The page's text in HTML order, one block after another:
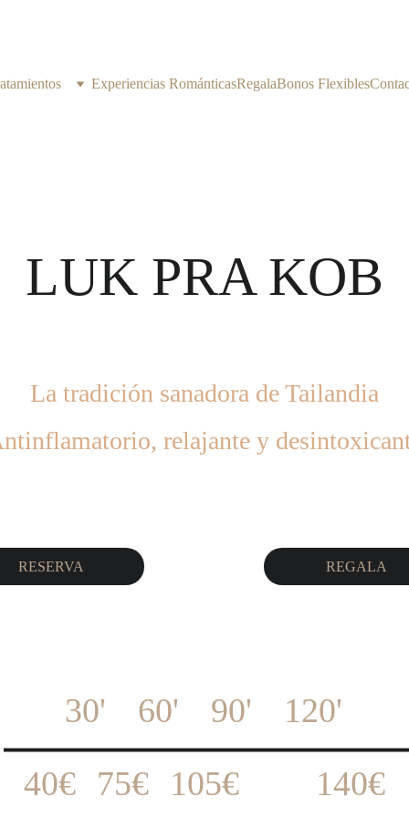
Experiencias RománticasRegalaBonos Flexibles
LUK PRA KOB
30' 	60' 	90' 	120'
RESERVA REGALA
40€	75€	105€	140€
La tradición sanadora de Tailandia
relajante y